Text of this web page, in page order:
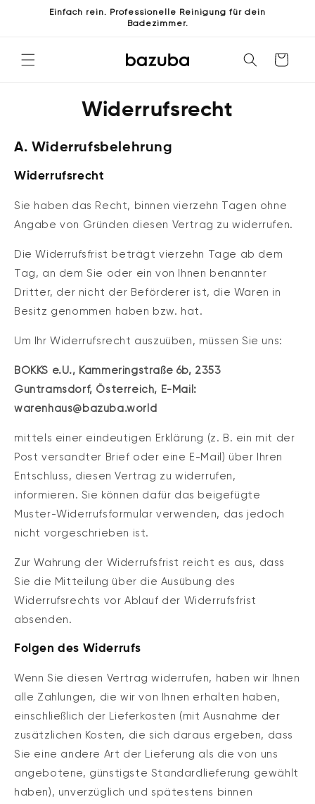
Einfach rein. Professionelle Reinigung für dein
Badezimmer.
Warenkorb
Widerrufsrecht
A. Widerrufsbelehrung
Widerrufsrecht
Sie haben das Recht, binnen vierzehn Tagen ohne
Angabe von Gründen diesen Vertrag zu widerrufen.
Die Widerrufsfrist beträgt vierzehn Tage ab dem
Tag, an dem Sie oder ein von Ihnen benannter
Dritter, der nicht der Beförderer ist, die Waren in
Besitz genommen haben bzw. hat.
Um Ihr Widerrufsrecht auszuüben, müssen Sie uns:
BOKKS e.U., Kammeringstraße 6b, 2353
Guntramsdorf, Österreich, E-Mail:
warenhaus@bazuba.world
mittels einer eindeutigen Erklärung (z. B. ein mit der
Post versandter Brief oder eine E-Mail) über Ihren
Entschluss, diesen Vertrag zu widerrufen,
informieren. Sie können dafür das beigefügte
Muster-Widerrufsformular verwenden, das jedoch
nicht vorgeschrieben ist.
Zur Wahrung der Widerrufsfrist reicht es aus, dass
Sie die Mitteilung über die Ausübung des
Widerrufsrechts vor Ablauf der Widerrufsfrist
absenden.
Folgen des Widerrufs
Wenn Sie diesen Vertrag widerrufen, haben wir Ihnen
alle Zahlungen, die wir von Ihnen erhalten haben,
einschließlich der Lieferkosten (mit Ausnahme der
zusätzlichen Kosten, die sich daraus ergeben, dass
Sie eine andere Art der Lieferung als die von uns
angebotene, günstigste Standardlieferung gewählt
haben), unverzüglich und spätestens binnen